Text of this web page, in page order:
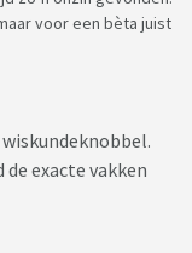
voor een bèta juist
exacte vakken